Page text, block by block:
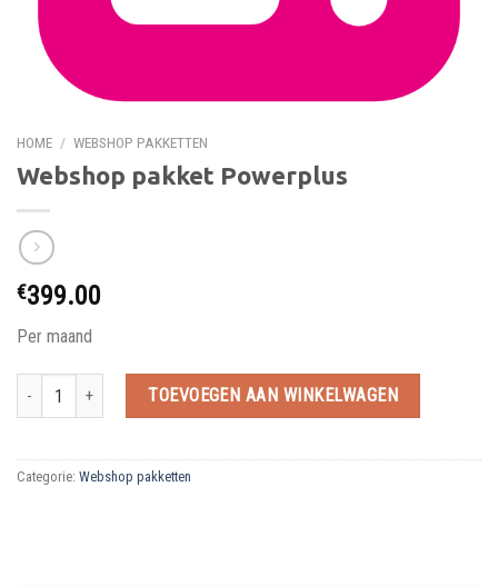
HOME / WEBSHOP PAKKETTEN
Webshop pakket Powerplus
€399.00
Per maand
Webshop pakket Powerplus hoeveelheidTOEVOEGEN AAN WINKELWAGEN
Categorie: Webshop pakketten